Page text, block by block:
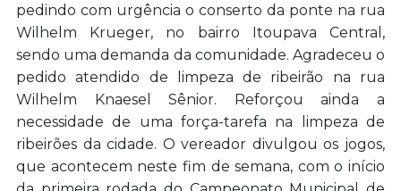
pedindo com urgência o conserto da ponte na rua
Wilhelm Krueger, no bairro Itoupava Central,
sendo uma demanda da comunidade. Agradeceu o
pedido atendido de limpeza de ribeirão na rua
Wilhelm Knaesel Sênior. Reforçou ainda a
necessidade de uma força-tarefa na limpeza de
ribeirões da cidade. O vereador divulgou os jogos,
que acontecem neste fim de semana, com o início